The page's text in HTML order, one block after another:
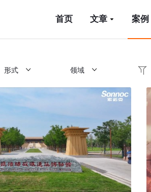
首页 文章 案例
形式 领域